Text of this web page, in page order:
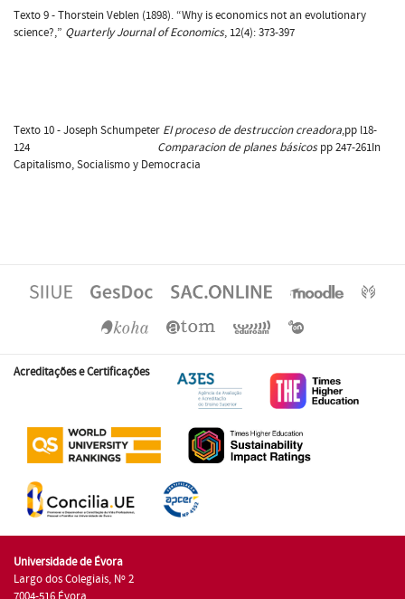
Texto 9 - Thorstein Veblen (1898). “Why is economics not an evolutionary
science?,” Quarterly Journal of Economics, 12(4): 373-397
Texto 10 - Joseph Schumpeter EI proceso de destruccion creadora,pp l18-
124 Comparacion de planes básicospp 247-261In
Capitalismo, Socialismo y Democracia
Acreditações e Certificações
Universidade de Évora
Largo dos Colegiais, Nº 2